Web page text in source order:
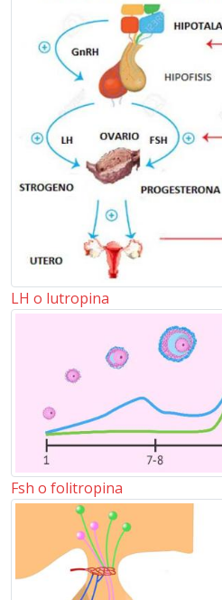
LH o lutropina
Fsh o folitropina